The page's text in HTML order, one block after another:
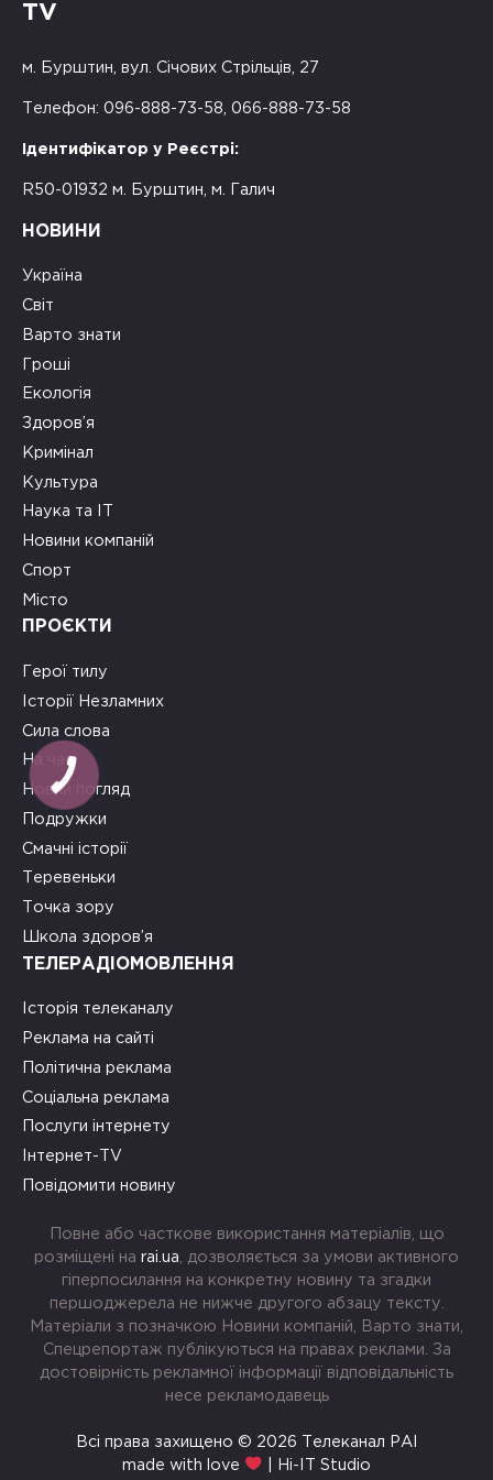
TV
м. Бурштин, вул. Січових Стрільців, 27
Телефон: 096-888-73-58, 066-888-73-58
Ідентифікатор у Реєстрі:
R50-01932 м. Бурштин, м. Галич
НОВИНИ
Україна
Світ
Варто знати
Гроші
Екологія
Здоров’я
Кримінал
Культура
Наука та ІТ
Новини компаній
Спорт
Місто
ПРОЄКТИ
Герої тилу
Історії Незламних
Сила слова
На часі
Новий погляд
Подружки
Смачні історії
Теревеньки
Точка зору
Школа здоров’я
ТЕЛЕРАДІОМОВЛЕННЯ
Історія телеканалу
Реклама на сайті
Політична реклама
Соціальна реклама
Послуги інтернету
Інтернет-TV
Повідомити новину
Повне або часткове використання матеріалів, що
розміщені на rai.ua , дозволяється за умови активного
гіперпосилання на конкретну новину та згадки
першоджерела не нижче другого абзацу тексту.
Матеріали з позначкою Новини компаній, Варто знати,
Спецрепортаж публікуються на правах реклами. За
достовірність рекламної інформації відповідальність
несе рекламодавець
Всі права захищено © 2026 Телеканал РАІ
made with love
| Hi-IT Studio